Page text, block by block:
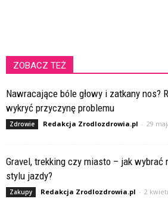
ZOBACZ TEŻ
Nawracające bóle głowy i zatkany nos?
wykryć przyczynę problemu
Zdrowie Redakcja Zrodlozdrowia.pl - 29
Gravel, trekking czy miasto – jak wybrać
stylu jazdy?
Zakupy Redakcja Zrodlozdrowia.pl - 2